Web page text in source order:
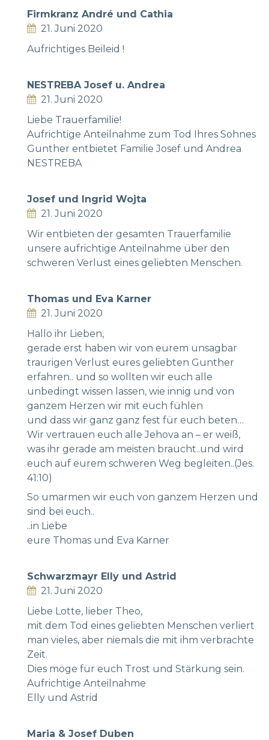
Firmkranz André und Cathia
21. Juni 2020
Aufrichtiges Beileid !
NESTREBA Josef u. Andrea
21. Juni 2020
Liebe Trauerfamilie!
Aufrichtige Anteilnahme zum Tod Ihres Sohnes
Gunther entbietet Familie Josef und Andrea
NESTREBA
Josef und Ingrid Wojta
21. Juni 2020
Wir entbieten der gesamten Trauerfamilie
unsere aufrichtige Anteilnahme über den
schweren Verlust eines geliebten Menschen.
Thomas und Eva Karner
21. Juni 2020
Hallo ihr Lieben,
gerade erst haben wir von eurem unsagbar
traurigen Verlust eures geliebten Gunther
erfahren.. und so wollten wir euch alle
unbedingt wissen lassen, wie innig und von
ganzem Herzen wir mit euch fühlen
und dass wir ganz ganz fest für euch beten…
Wir vertrauen euch alle Jehova an – er weiß,
was ihr gerade am meisten braucht..und wird
euch auf eurem schweren Weg begleiten..(Jes.
41:10)
So umarmen wir euch von ganzem Herzen und
sind bei euch..
..in Liebe
eure Thomas und Eva Karner
Schwarzmayr Elly und Astrid
21. Juni 2020
Liebe Lotte, lieber Theo,
mit dem Tod eines geliebten Menschen verliert
man vieles, aber niemals die mit ihm verbrachte
Zeit.
Dies möge für euch Trost und Stärkung sein.
Aufrichtige Anteilnahme
Elly und Astrid
Maria & Josef Duben